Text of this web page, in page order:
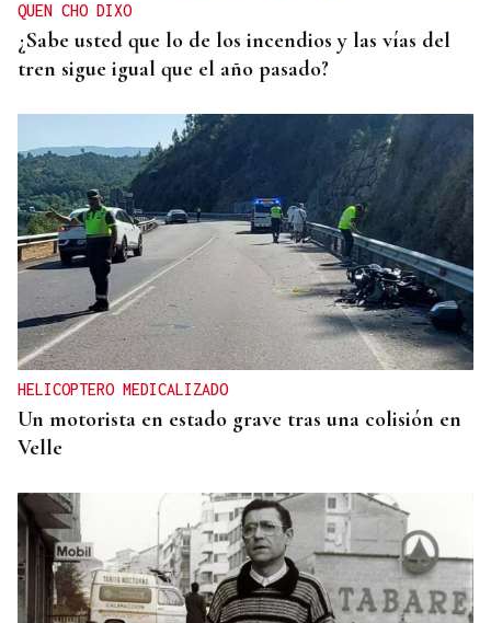
QUEN CHO DIXO
¿Sabe usted que lo de los incendios y las vías del
tren sigue igual que el año pasado?
HELICOPTERO MEDICALIZADO
Un motorista en estado grave tras una colisión en
Velle